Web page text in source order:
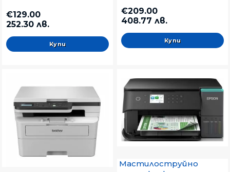
€129.00
252.30 лв.
€209.00
408.77 лв.
Мастилоструйно